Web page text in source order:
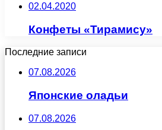
02.04.2020
Конфеты «Тирамису»
Последние записи
07.08.2026
Японские оладьи
07.08.2026